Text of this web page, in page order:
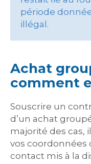
période
illégal.
Achat
comment
Souscrire un
d’un achat
majorité des cas,
vos coordonnées
contact mis à la